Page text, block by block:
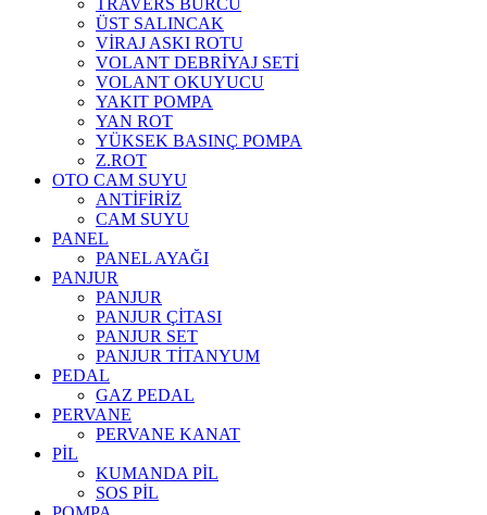
TRAVERS BURCU
ÜST SALINCAK
VİRAJ ASKI ROTU
VOLANT DEBRİYAJ SETİ
VOLANT OKUYUCU
YAKIT POMPA
YAN ROT
YÜKSEK BASINÇ POMPA
Z.ROT
OTO CAM SUYU
ANTİFİRİZ
CAM SUYU
PANEL
PANEL AYAĞI
PANJUR
PANJUR
PANJUR ÇİTASI
PANJUR SET
PANJUR TİTANYUM
PEDAL
GAZ PEDAL
PERVANE
PERVANE KANAT
PİL
KUMANDA PİL
SOS PİL